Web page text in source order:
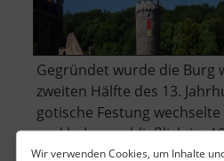
Wir verwenden Cookies, um Inhalte
Gegründet wurde die Burg
zweiten Hälfte des 13.
gotische Festung
und bekam schließlich im
neues Aussehen (englische